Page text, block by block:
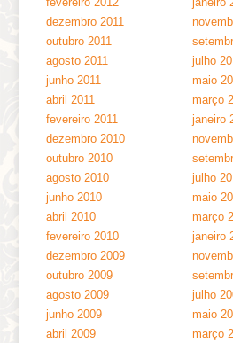
dezembro 2011
outubro 2011
agosto 2011
julho
junho 2011
maio
abril 2011
março
fevereiro 2011
janeiro
dezembro 2010
outubro 2010
agosto 2010
julho
junho 2010
maio
abril 2010
março
fevereiro 2010
janeiro
dezembro 2009
outubro 2009
agosto 2009
julho
junho 2009
maio
abril 2009
março